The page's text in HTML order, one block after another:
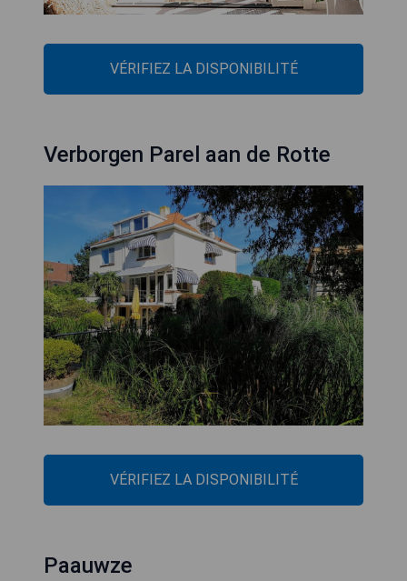
VÉRIFIEZ LA DISPONIBILITÉ
Verborgen Parel aan de Rotte
VÉRIFIEZ LA DISPONIBILITÉ
Paauwze